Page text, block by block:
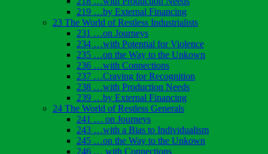
219 …by External Financing
23 The World of Restless Industrialists
231 …on Journeys
234 …with Potential for Violence
235 …on the Way to the Unkown
236 …with Connections
237 …Craving for Recognition
238 …with Production Needs
239 …by External Financing
24 The World of Restless Generals
241 … on Journeys
243 …with a Bias to Individualism
245 …on the Way to the Unkown
246 … with Connections